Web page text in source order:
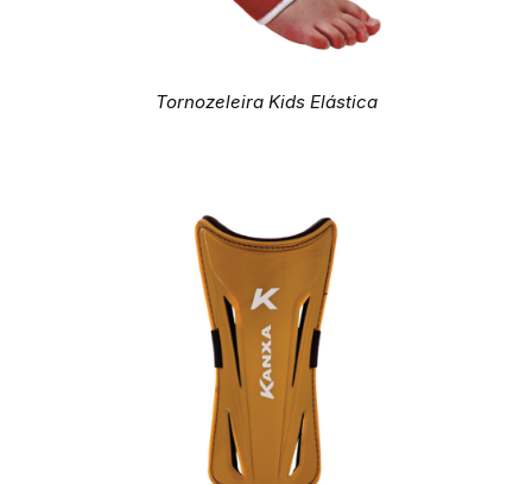
Tornozeleira Kids Elástica